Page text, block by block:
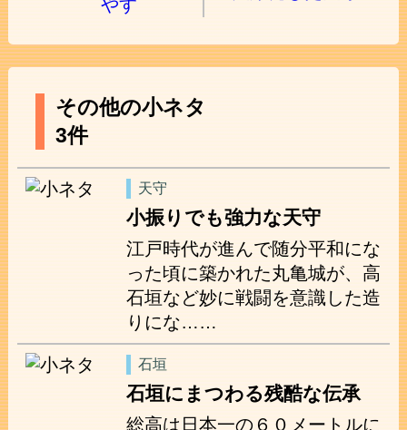
その他の小ネタ
3件
天守
小振りでも強力な天守
江戸時代が進んで随分平和にな
った頃に築かれた丸亀城が、高
石垣など妙に戦闘を意識した造
りにな……
石垣
石垣にまつわる残酷な伝承
総高は日本一の６０メートルに